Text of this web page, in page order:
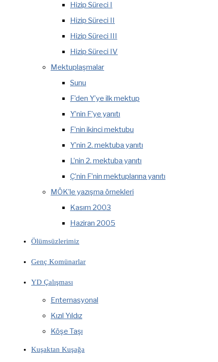
Hizip Süreci I
Hizip Süreci II
Hizip Süreci III
Hizip Süreci IV
Mektuplaşmalar
Sunu
F’den Y’ye ilk mektup
Y’nin F’ye yanıtı
F’nin ikinci mektubu
Y’nin 2. mektuba yanıtı
L’nin 2. mektuba yanıtı
Ç’nin F’nin mektuplarına yanıtı
MÖK’le yazışma örnekleri
Kasım 2003
Haziran 2005
Ölümsüzlerimiz
Genç Komünarlar
YD Çalışması
Enternasyonal
Kızıl Yıldız
Köşe Taşı
Kuşaktan Kuşağa